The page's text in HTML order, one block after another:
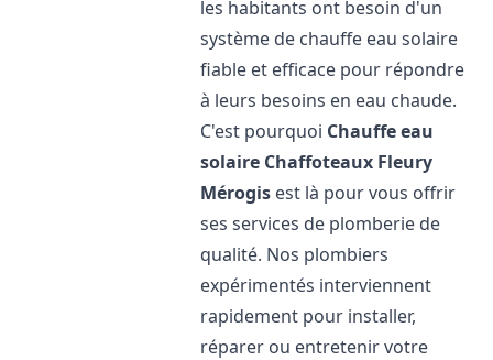
les habitants ont besoin d'un
système de chauffe eau solaire
fiable et efficace pour répondre
à leurs besoins en eau chaude.
C'est pourquoi Chauffe eau
solaire Chaffoteaux Fleury
Mérogis est là pour vous offrir
ses services de plomberie de
qualité. Nos plombiers
expérimentés interviennent
rapidement pour installer,
réparer ou entretenir votre